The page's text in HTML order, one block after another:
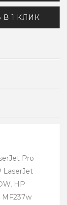
В 1 КЛИК
Pro
LaserJet
HP
MF237w